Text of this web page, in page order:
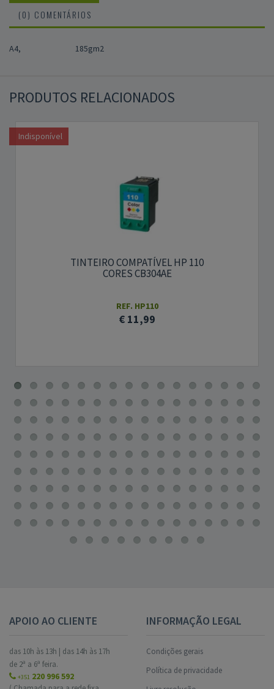
(0) COMENTÁRIOS
A4, 185gm2
PRODUTOS RELACIONADOS
Indisponível
TINTEIRO COMPATÍVEL HP 110
CORES CB304AE
REF. HP110
€ 11,99
APOIO AO CLIENTE
das 10h às 13h | das 14h às 17h
de 2ª a 6ª feira.
+351 220 996 592
INFORMAÇÃO LEGAL
Condições gerais
Política de privacidade